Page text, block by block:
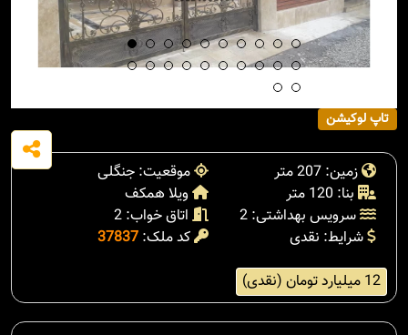
تاپ لوکیشن
زمین: 207 متر
موقعیت: جنگلی
بنا: 120 متر
ویلا همکف
سرویس بهداشتی: 2
اتاق خواب: 2
شرایط: نقدی
کد ملک: 37837
12 میلیارد تومان (نقدی)